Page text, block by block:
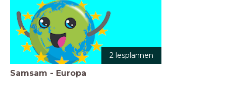
2 lesplannen
Samsam - Europa